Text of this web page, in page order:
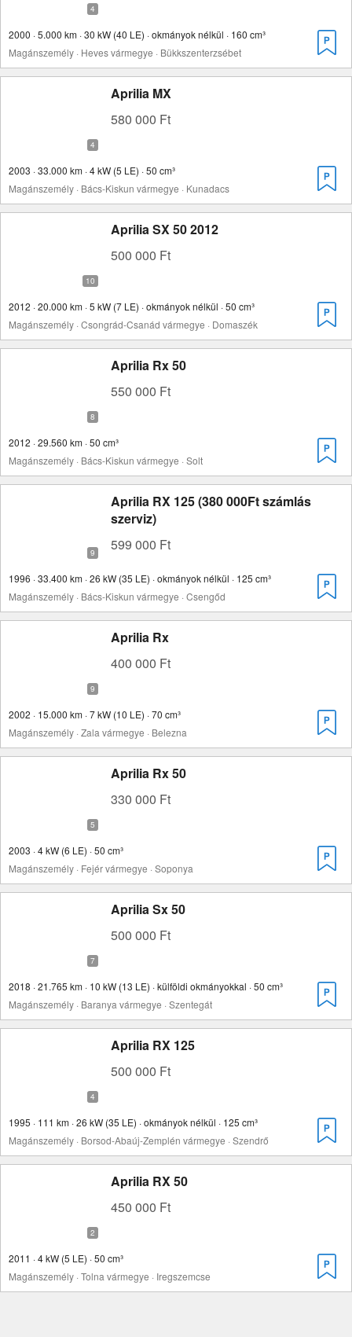
2000 · 5.000 km · 30 kW (40 LE) · okmányok nélkül · 160 cm³
Magánszemély · Heves vármegye · Bükkszenterzsébet
Aprilia MX
580 000 Ft
2003 · 33.000 km · 4 kW (5 LE) · 50 cm³
Magánszemély · Bács-Kiskun vármegye · Kunadacs
Aprilia SX 50 2012
500 000 Ft
2012 · 20.000 km · 5 kW (7 LE) · okmányok nélkül · 50 cm³
Magánszemély · Csongrád-Csanád vármegye · Domaszék
Aprilia Rx 50
550 000 Ft
2012 · 29.560 km · 50 cm³
Magánszemély · Bács-Kiskun vármegye · Solt
Aprilia RX 125 (380 000Ft számlás
szerviz)
599 000 Ft
1996 · 33.400 km · 26 kW (35 LE) · okmányok nélkül · 125 cm³
Magánszemély · Bács-Kiskun vármegye · Csengőd
Aprilia Rx
400 000 Ft
2002 · 15.000 km · 7 kW (10 LE) · 70 cm³
Magánszemély · Zala vármegye · Belezna
Aprilia Rx 50
330 000 Ft
2003 · 4 kW (6 LE) · 50 cm³
Magánszemély · Fejér vármegye · Soponya
Aprilia Sx 50
500 000 Ft
2018 · 21.765 km · 10 kW (13 LE) · külföldi okmányokkal · 50 cm³
Magánszemély · Baranya vármegye · Szentegát
Aprilia RX 125
500 000 Ft
1995 · 111 km · 26 kW (35 LE) · okmányok nélkül · 125 cm³
Magánszemély · Borsod-Abaúj-Zemplén vármegye · Szendrő
Aprilia RX 50
450 000 Ft
2011 · 4 kW (5 LE) · 50 cm³
Magánszemély · Tolna vármegye · Iregszemcse